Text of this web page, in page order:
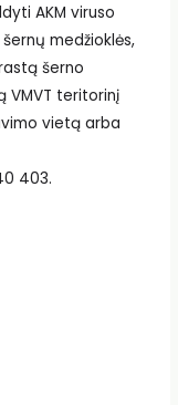
AKM viruso
medžioklės,
šerno
VMVT teritorinį
vietą arba
403.